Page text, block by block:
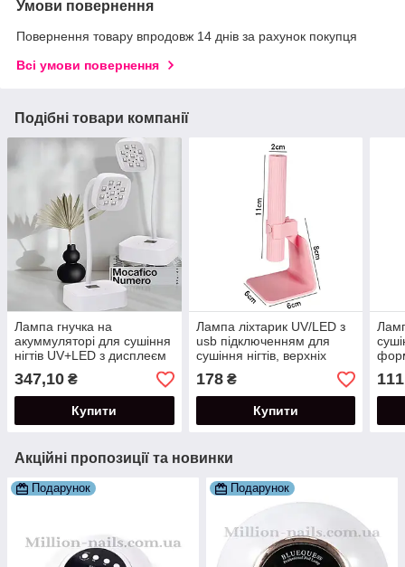
Умови повернення
Повернення товару впродовж 14 днів за рахунок покупця
Всі умови повернення
Подібні товари компанії
Лампа гнучка на
акуммуляторі для сушіння
нігтів UV+LED з дисплеєм
потужністю 27 Вт.
347,10 ₴
Купити
Лампа ліхтарик UV/LED з
usb підключенням для
сушіння нігтів, верхніх
форм гелевих тіпсів на
підставці.
178₴
Купити
на
Акційні пропозиції та новинки
Подарунок Подарунок